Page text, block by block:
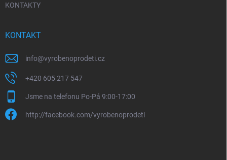
KONTAKTY
KONTAKT
info@vyrobenoprodeti.cz
+420 605 217 547
Jsme na telefonu Po-Pá 9:00-17:00
http://facebook.com/vyrobenoprodeti